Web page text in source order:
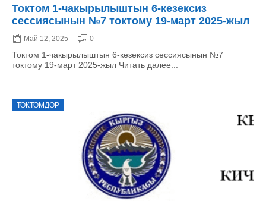
Токтом 1-чакырылыштын 6-кезексиз
сессиясынын №7 токтому 19-март 2025-жыл
Май 12, 2025 0
Токтом 1-чакырылыштын 6-кезексиз сессиясынын №7
токтому 19-март 2025-жыл Читать далее...
ТОКТОМДОР